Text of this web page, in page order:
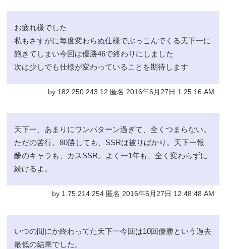
お疲れ様でした
私もさすがに毎度変わらぬ仕様でぶっこんでくる天下一に
飽きてしまい今回は優勝46で終わりにしました
次は少しでも仕様が変わっていることを期待します
by 182.250.243.12 匿名 2016年6月27日 1:25:16 AM
天下一、あまりにワンパターン過ぎて、全くつまらない。
ただの苦行。80勝しても、SSRは被りばかり。天下一報
酬のキャラも、カスSSR。よく一1年も、全く変わらずに
続けるよ。
by 1.75.214.254 匿名 2016年6月27日 12:48:48 AM
いつの間にか終わってた天下一今回は10回優勝という過去
最低の結果でした。